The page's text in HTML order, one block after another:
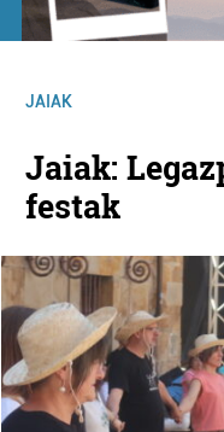
JAIAK
Jaiak:
festak